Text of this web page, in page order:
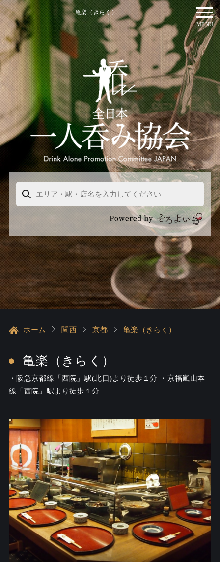
亀楽（きらく）
MENU
ホーム 関西 京都 亀楽（きらく）
亀楽（きらく）
・阪急京都線「西院」駅(北口)より徒歩１分 ・京福嵐山本
線「西院」駅より徒歩１分